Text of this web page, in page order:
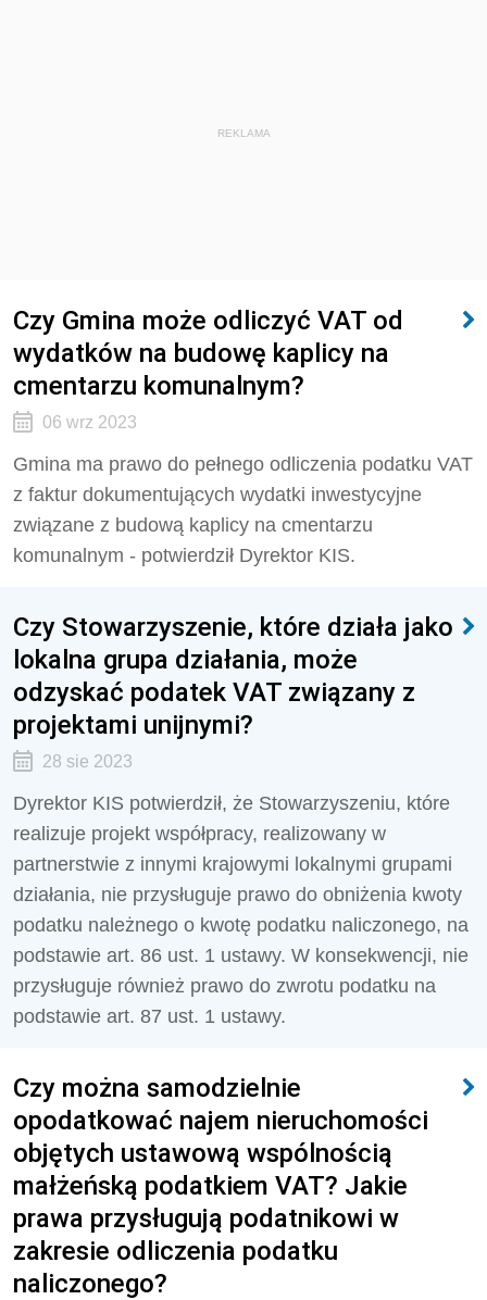
REKLAMA
Czy Gmina może odliczyć VAT od
wydatków na budowę kaplicy na
cmentarzu komunalnym?
06 wrz 2023
Gmina ma prawo do pełnego odliczenia podatku VAT
z faktur dokumentujących wydatki inwestycyjne
związane z budową kaplicy na cmentarzu
komunalnym - potwierdził Dyrektor KIS.
Czy Stowarzyszenie, które działa jako
lokalna grupa działania, może
odzyskać podatek VAT związany z
projektami unijnymi?
28 sie 2023
Dyrektor KIS potwierdził, że Stowarzyszeniu, które
realizuje projekt współpracy, realizowany w
partnerstwie z innymi krajowymi lokalnymi grupami
działania, nie przysługuje prawo do obniżenia kwoty
podatku należnego o kwotę podatku naliczonego, na
podstawie art. 86 ust. 1 ustawy. W konsekwencji, nie
przysługuje również prawo do zwrotu podatku na
podstawie art. 87 ust. 1 ustawy.
Czy można samodzielnie
opodatkować najem nieruchomości
objętych ustawową wspólnością
małżeńską podatkiem VAT? Jakie
prawa przysługują podatnikowi w
zakresie odliczenia podatku
naliczonego?